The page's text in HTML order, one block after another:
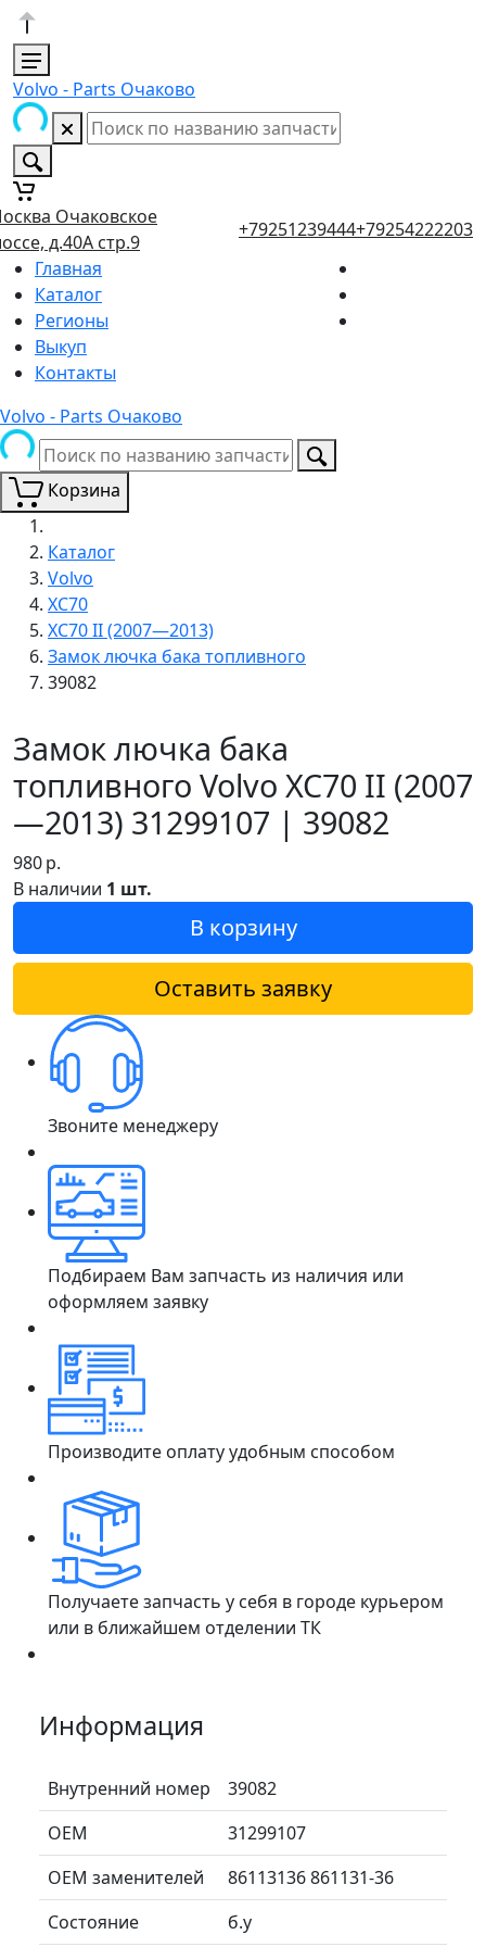
Volvo - Parts Очаково
Очаковское
д.40А стр.9
+79251239444+79254222203
Главная
Каталог
Регионы
Выкуп
Контакты
Volvo - Parts Очаково
Корзина
Каталог
Volvo
XC70
XC70 II (2007—2013)
Замок лючка бака топливного
39082
Замок лючка бака
топливного Volvo XC70 II (2007
—2013) 31299107 | 39082
980р.
В наличии 1 шт.
В корзину
Оставить заявку
Звоните менеджеру
Подбираем Вам запчасть из наличия или
оформляем заявку
Производите оплату удобным способом
Получаете запчасть у себя в городе курьером
или в ближайшем отделении ТК
Информация
Внутренний номер
39082
ОЕМ
31299107
ОЕМ заменителей
86113136 861131-36
Состояние
б.у